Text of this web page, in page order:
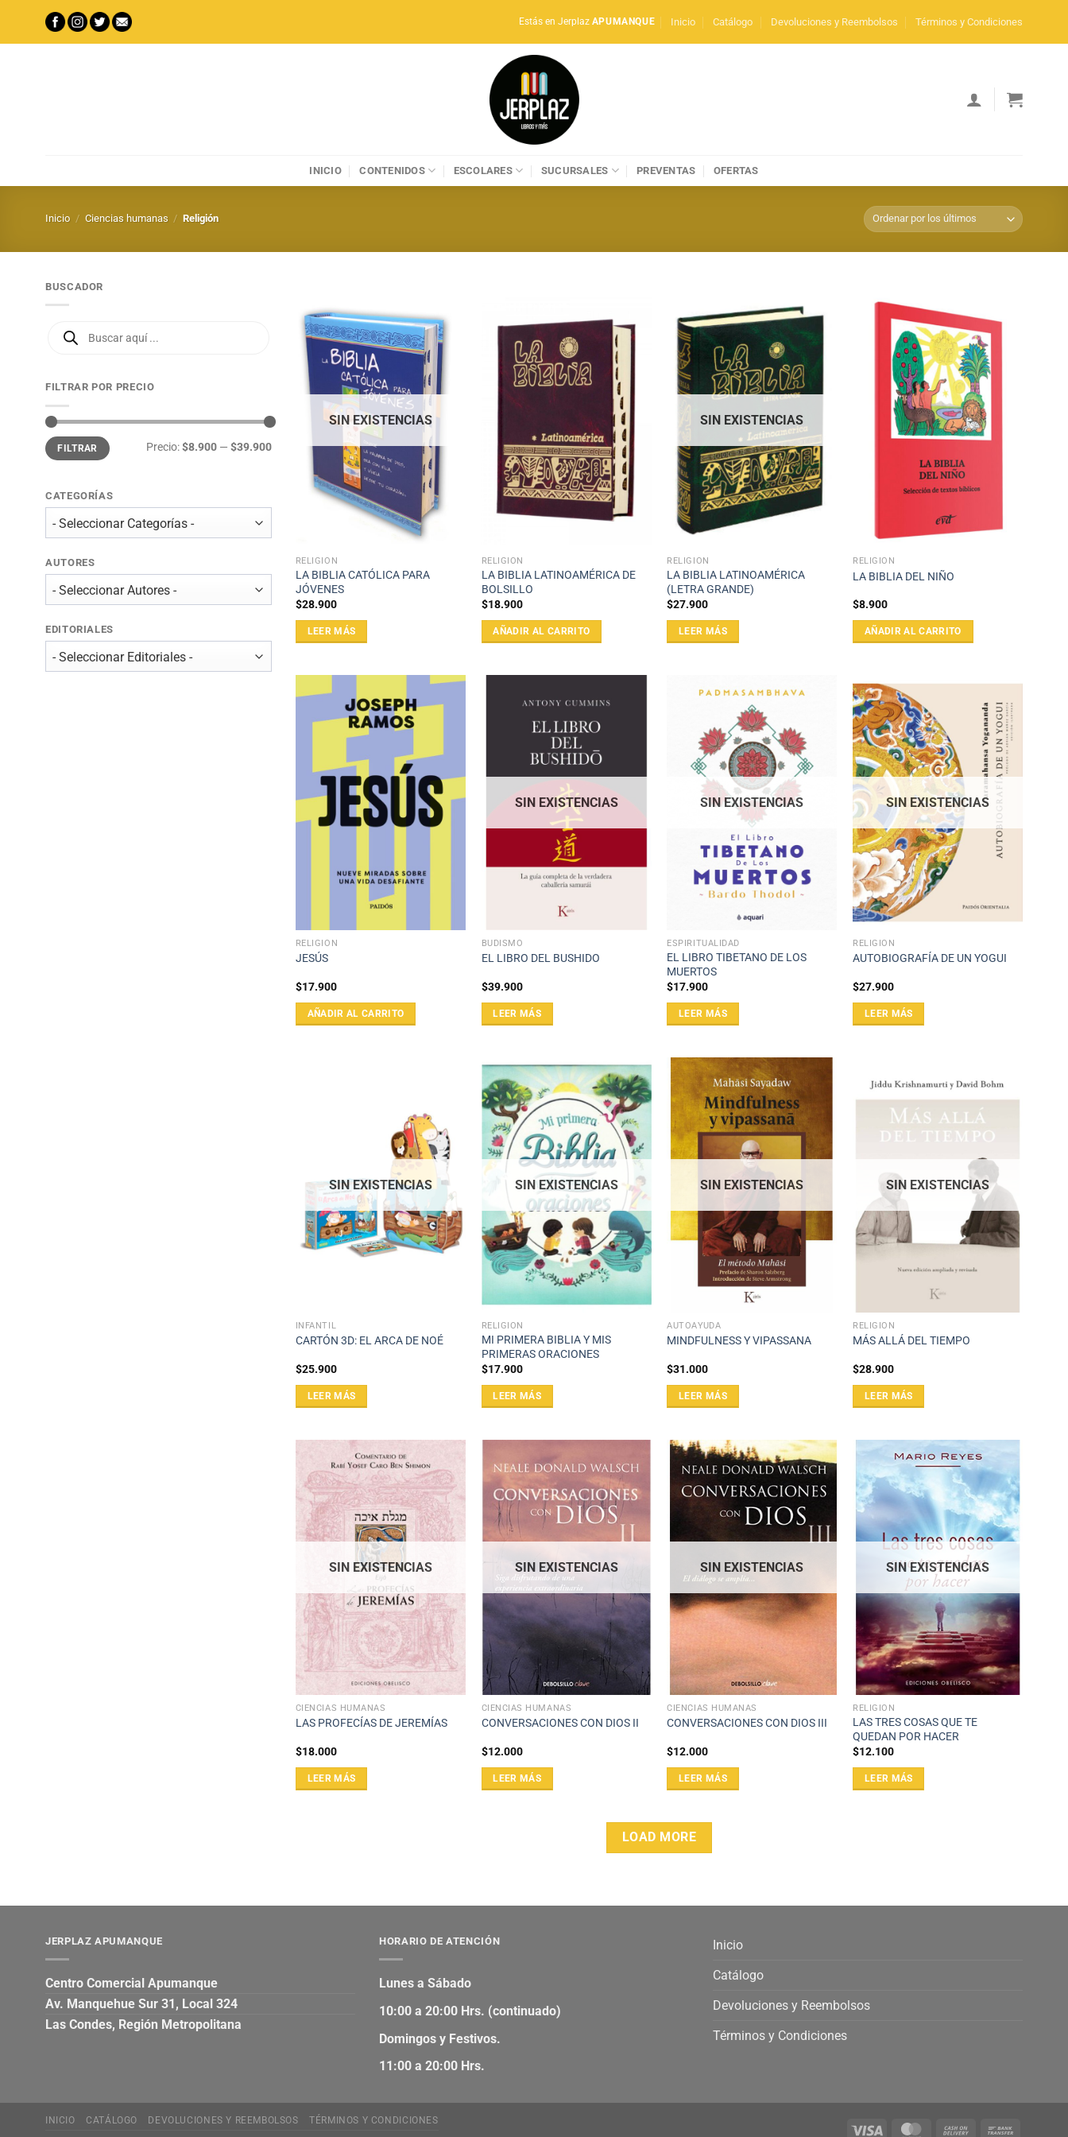
contenido
Estás en Jerplaz APUMANQUE Inicio Catálogo Devoluciones y Reembolsos Términos y Condiciones
INICIO CONTENIDOS ESCOLARES SUCURSALES PREVENTAS OFERTAS
Inicio / Ciencias humanas / Religión
BUSCADOR
Búsqueda
FILTRAR POR PRECIO
Precio
mínimo
Precio
máximo
FILTRAR Precio:$8.900 — $39.900
CATEGORÍAS
AUTORES
EDITORIALES
SIN EXISTENCIAS
RELIGIÓN
LA BIBLIA CATÓLICA PARA
JÓVENES
$28.900
LEER MÁS
RELIGIÓN
LA BIBLIA LATINOAMÉRICA DE
BOLSILLO
$18.900
AÑADIR AL CARRITO
SIN EXISTENCIAS
RELIGIÓN
LA BIBLIA LATINOAMÉRICA
(LETRA GRANDE)
$27.900
LEER MÁS
RELIGIÓN
LA BIBLIA DEL NIÑO
$8.900
AÑADIR AL CARRITO
RELIGIÓN
JESÚS
$17.900
AÑADIR AL CARRITO
SIN EXISTENCIAS
BUDISMO
EL LIBRO DEL BUSHIDO
$39.900
LEER MÁS
SIN EXISTENCIAS
ESPIRITUALIDAD
EL LIBRO TIBETANO DE LOS
MUERTOS
$17.900
LEER MÁS
SIN EXISTENCIAS
RELIGIÓN
AUTOBIOGRAFÍA DE UN YOGUI
$27.900
LEER MÁS
SIN EXISTENCIAS
INFANTIL
CARTÓN 3D: EL ARCA DE NOÉ
$25.900
LEER MÁS
SIN EXISTENCIAS
RELIGIÓN
MI PRIMERA BIBLIA Y MIS
PRIMERAS ORACIONES
$17.900
LEER MÁS
SIN EXISTENCIAS
AUTOAYUDA
MINDFULNESS Y VIPASSANA
$31.000
LEER MÁS
SIN EXISTENCIAS
RELIGIÓN
MÁS ALLÁ DEL TIEMPO
$28.900
LEER MÁS
SIN EXISTENCIAS
CIENCIAS HUMANAS
LAS PROFECÍAS DE JEREMÍAS
$18.000
LEER MÁS
SIN EXISTENCIAS
CIENCIAS HUMANAS
CONVERSACIONES CON DIOS II
$12.000
LEER MÁS
SIN EXISTENCIAS
CIENCIAS HUMANAS
CONVERSACIONES CON DIOS III
$12.000
LEER MÁS
SIN EXISTENCIAS
RELIGIÓN
LAS TRES COSAS QUE TE
QUEDAN POR HACER
$12.100
LEER MÁS
LOAD MORE
JERPLAZ APUMANQUE
Centro Comercial Apumanque
Av. Manquehue Sur 31, Local 324
Las Condes, Región Metropolitana
HORARIO DE ATENCIÓN
Lunes a Sábado
10:00 a 20:00 Hrs. (continuado)
Domingos y Festivos.
11:00 a 20:00 Hrs.
Inicio
Catálogo
Devoluciones y Reembolsos
Términos y Condiciones
INICIO CATÁLOGO DEVOLUCIONES Y REEMBOLSOS TÉRMINOS Y CONDICIONES